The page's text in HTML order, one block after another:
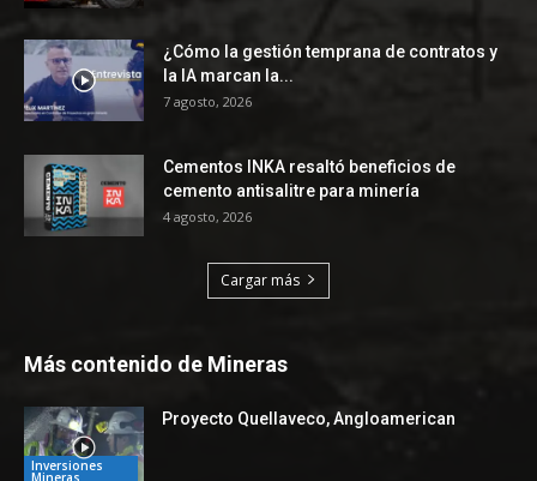
¿Cómo la gestión temprana de contratos y
la IA marcan la...
7 agosto, 2026
Cementos INKA resaltó beneficios de
cemento antisalitre para minería
4 agosto, 2026
Cargar más
Más contenido de Mineras
Inversiones
Proyecto Quellaveco, Angloamerican